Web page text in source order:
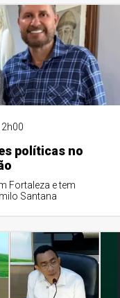
políticas no
Fortaleza e tem
Santana